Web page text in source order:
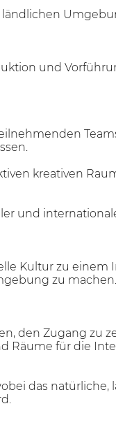
und
kreativen
und
Kultur zu einem
zu machen.
den Zugang zu
Räume für die
das natürliche,